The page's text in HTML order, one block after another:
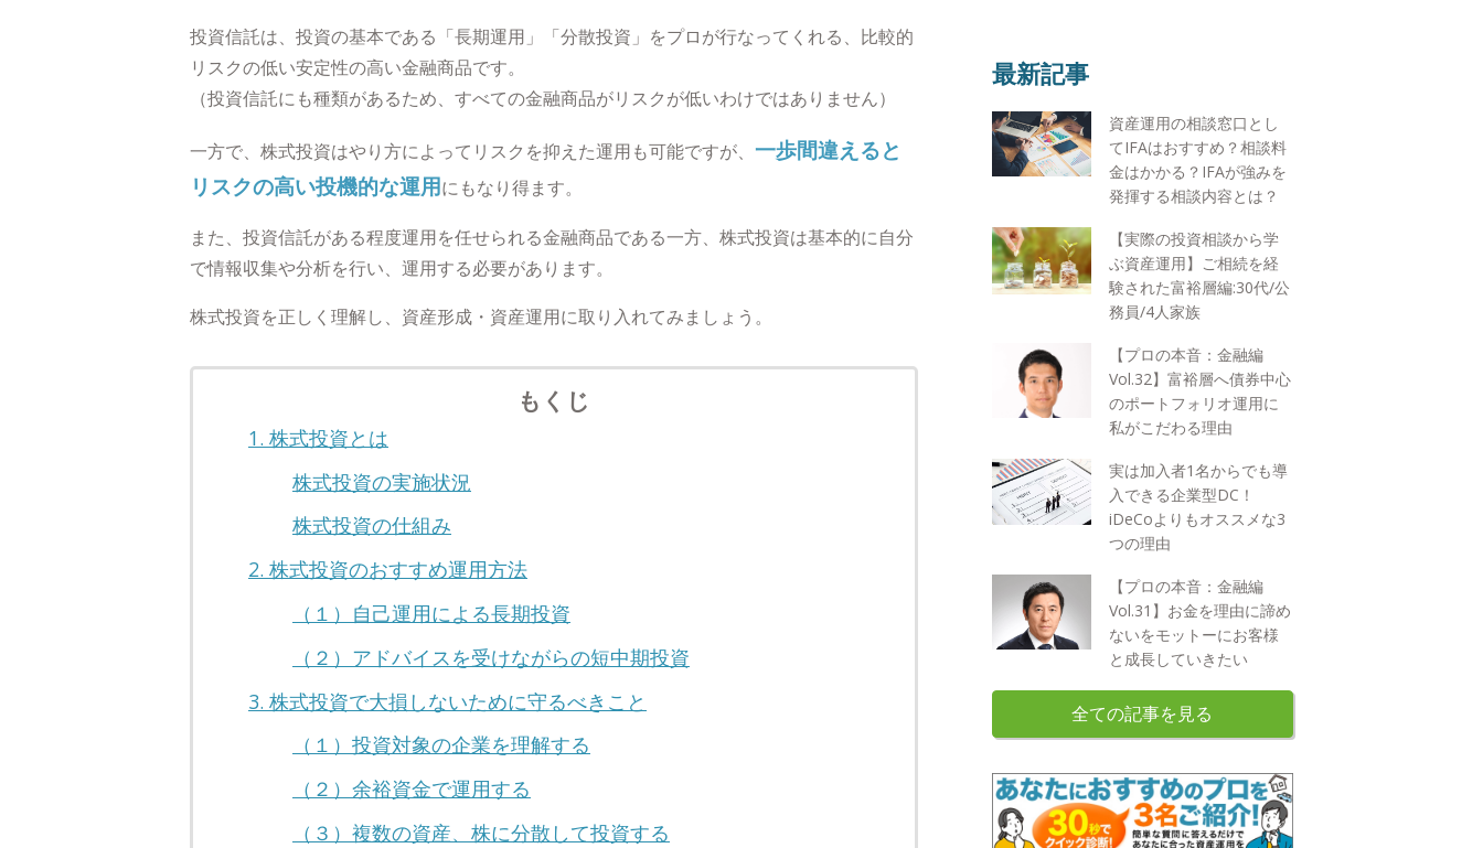
投資信託は、投資の基本である「長期運用」「分散投資」をプロが行なってくれる、比較的
リスクの低い安定性の高い金融商品です。
（投資信託にも種類があるため、すべての金融商品がリスクが低いわけではありません）
一方で、株式投資はやり方によってリスクを抑えた運用も可能ですが、 一歩間違えると
リスクの高い投機的な運用にもなり得ます。
また、投資信託がある程度運用を任せられる金融商品である一方、株式投資は基本的に自分
で情報収集や分析を行い、運用する必要があります。
株式投資を正しく理解し、資産形成・資産運用に取り入れてみましょう。
もくじ
1. 株式投資とは
株式投資の実施状況
株式投資の仕組み
2. 株式投資のおすすめ運用方法
（１）自己運用による長期投資
（２）アドバイスを受けながらの短中期投資
3. 株式投資で大損しないために守るべきこと
（１）投資対象の企業を理解する
（２）余裕資金で運用する
（３）複数の資産、株に分散して投資する
最新記事
資産運用の相談窓口とし
てIFAはおすすめ？相談料
金はかかる？IFAが強みを
発揮する相談内容とは？
【実際の投資相談から学
ぶ資産運用】ご相続を経
験された富裕層編:30代/公
務員/4人家族
【プロの本音：金融編
Vol.32】富裕層へ債券中心
のポートフォリオ運用に
私がこだわる理由
実は加入者1名からでも導
入できる企業型DC！
iDeCoよりもオススメな3
つの理由
【プロの本音：金融編
Vol.31】お金を理由に諦め
ないをモットーにお客様
と成長していきたい
全ての記事を見る